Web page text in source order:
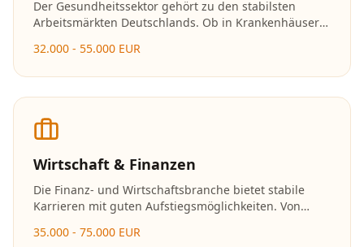
Der Gesundheitssektor gehört zu den stabilsten
Arbeitsmärkten Deutschlands. Ob in Krankenhäusern,
werden hier dringend gesucht und die
32.000 - 55.000 EUR
Wirtschaft & Finanzen
Die Finanz- und Wirtschaftsbranche bietet stabile
Karrieren mit guten Aufstiegsmöglichkeiten. Von
Unternehmensberatungen gibt es vielfältige
35.000 - 75.000 EUR